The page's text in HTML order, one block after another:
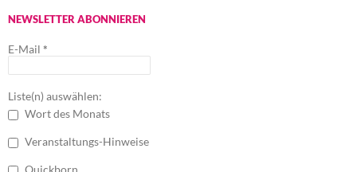
NEWSLETTER ABONNIEREN
E-Mail *
Liste(n) auswählen:
Wort des Monats
Veranstaltungs-Hinweise
Quickborn